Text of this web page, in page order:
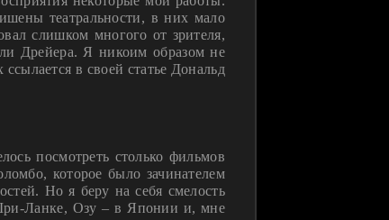
театральности, в них мало
слишком многого от зрителя,
Дрейера. Я никоим образом не
в своей статье Дональд
посмотреть столько фильмов
которое было зачинателем
Но я беру на себя смелость
Ланке, Озу – в Японии и, мне